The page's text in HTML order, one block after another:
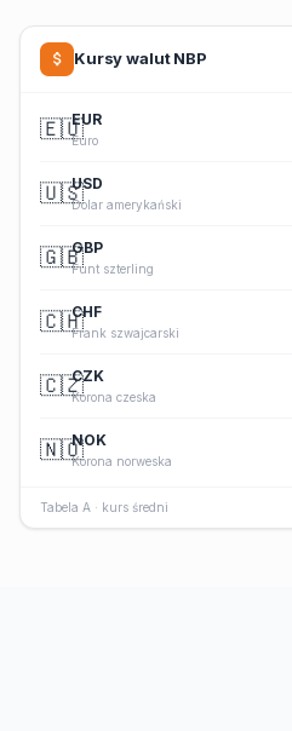
Kursy walut NBP
🇪🇺EUR
Euro
🇺🇸USD
Dolar amerykański
🇬🇧GBP
Funt szterling
🇨🇭CHF
Frank szwajcarski
🇨🇿CZK
Korona czeska
🇳🇴NOK
Korona norweska
Tabela A · kurs średni